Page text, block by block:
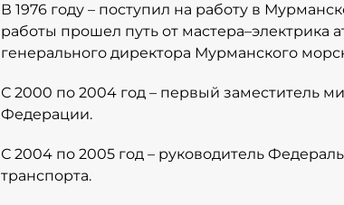
В 1976 году – поступил на работу в
работы прошел путь от мастера–электрика
генерального директора Мурманского
С 2000 по 2004 год – первый заместитель
Федерации.
С 2004 по 2005 год – руководитель
транспорта.